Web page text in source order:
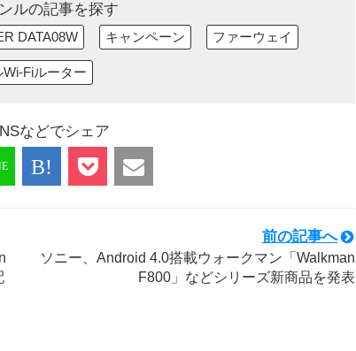
ルの記事を探す
DATA08W キャンペーン ファーウェイ
Fiルーター
などでシェア
前の記事へ
ソニー、Android 4.0搭載ウォークマン「Walkman
F800」などシリーズ新商品を発表